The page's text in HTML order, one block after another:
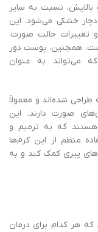
نسبت به سایر
خشکی می‌شود. این
تغییرات حالت صورت،
همچنین، پوست دور
می‌تواند به عنوان
شده‌اند و معمولاً
صورت دارند. این
هستند که به ترمیم و
منظم از این کرم‌ها
پیری کمک کند و به
هر کدام برای درمان